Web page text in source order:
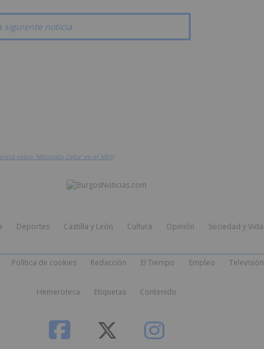
siguiente noticia
sobre ‘Mitología Celta’ en el MEH
Deportes Castilla y León Cultura Opinión Sociedad y Vida
Política de cookies Redacción El Tiempo Empleo Televisión
Hemeroteca Etiquetas Contenido